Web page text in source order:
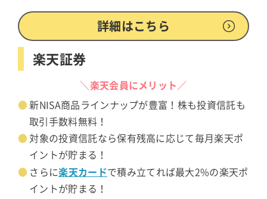
詳細はこちら
楽天証券
＼楽天会員にメリット／
新NISA商品ラインナップが豊富！株も投資信託も
取引手数料無料！
対象の投資信託なら保有残高に応じて毎月楽天ポ
イントが貯まる！
さらに楽天カードで積み立てれば最大2%の楽天ポ
イントが貯まる！